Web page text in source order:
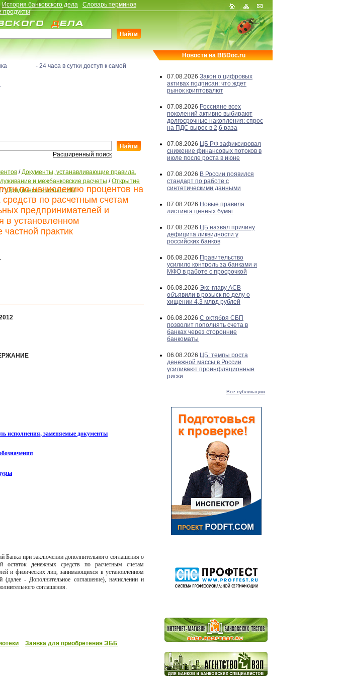
История банковского дела
Словарь терминов
продукты
- 24 часа в сутки доступ к самой
Расширенный поиск
/Документы, устанавливающие правила,
и межбанковские расчеты /Открытие
/Юридические лица и ИП
по начислению процентов на
по расчетным счетам
предпринимателей и
в установленном
практик
исполнения, заменяемые документы
Банка при заключении дополнительного соглашения о
остаток денежных средств по расчетным счетам
и физических лиц, занимающихся в установленном
(далее - Дополнительное соглашение), начислении и
соглашения.
Заявка для приобретения ЭББ
Новости на BBDoc.ru
07.08.2026 Закон о цифровых
активах подписан: что ждет
рынок криптовалют
07.08.2026 Россияне всех
поколений активно выбирают
долгосрочные накопления: спрос
на ПДС вырос в 2,6 раза
07.08.2026 ЦБ РФ зафиксировал
снижение финансовых потоков в
июле после роста в июне
07.08.2026 В России появился
стандарт по работе с
синтетическими данными
07.08.2026 Новые правила
листинга ценных бумаг
07.08.2026 ЦБ назвал причину
дефицита ликвидности у
российских банков
06.08.2026 Правительство
усилило контроль за банками и
МФО в работе с просрочкой
06.08.2026 Экс-главу АСВ
объявили в розыск по делу о
хищении 4,3 млрд рублей
06.08.2026 С октября СБП
позволит пополнять счета в
банках через сторонние
банкоматы
06.08.2026 ЦБ: темпы роста
денежной массы в России
усиливают проинфляционные
риски
Все публикации